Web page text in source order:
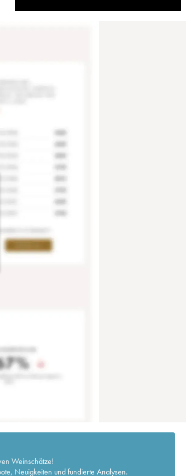
Weinschätze!
Neuigkeiten und fundierte Analysen.